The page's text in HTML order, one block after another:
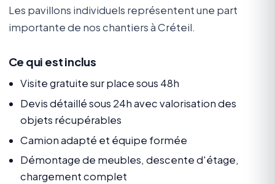
Les pavillons individuels représentent une part
importante de nos chantiers à Créteil.
Ce qui est inclus
Visite gratuite sur place sous 48h
Devis détaillé sous 24h avec valorisation des
objets récupérables
Camion adapté et équipe formée
Démontage de meubles, descente d'étage,
chargement complet